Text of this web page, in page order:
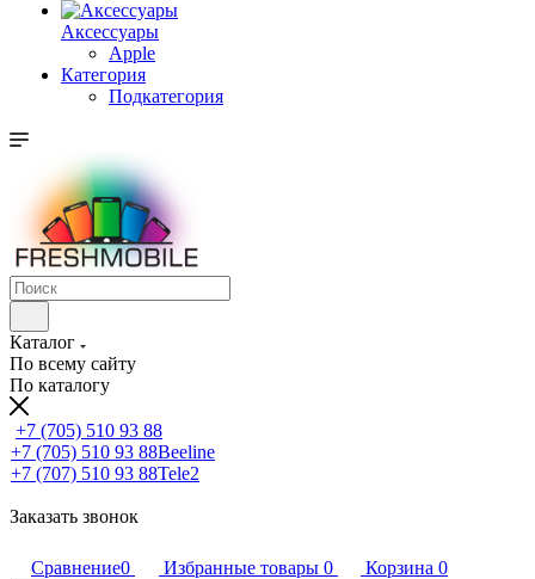
Аксессуары
Apple
Категория
Подкатегория
Каталог
По всему сайту
По каталогу
+7 (705) 510 93 88
+7 (705) 510 93 88Beeline
+7 (707) 510 93 88Tele2
Заказать звонок
Сравнение0 Избранные товары 0 Корзина 0